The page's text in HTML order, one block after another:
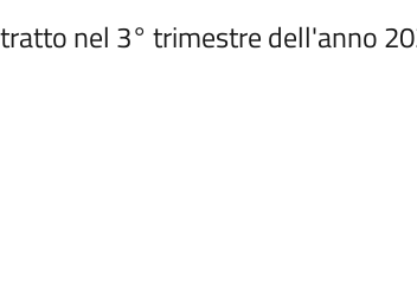
nel 3° trimestre dell'anno